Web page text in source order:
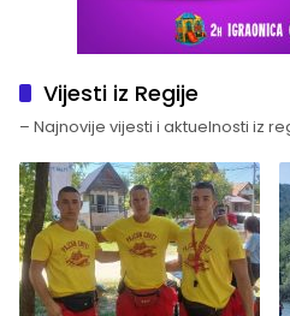
Vijesti iz Regije
– Najnovije vijesti i aktuelnosti iz